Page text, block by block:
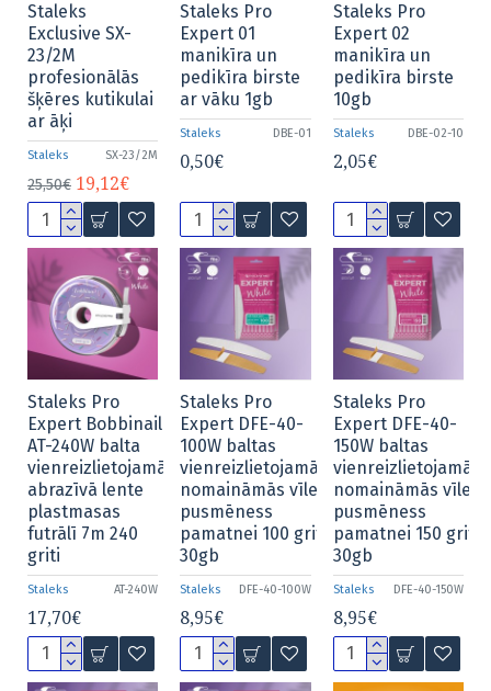
Staleks SX-23/2M
Staleks
Exclusive SX-
23/2M
profesionālās
šķēres kutikulai
ar āķi
25,50€ 19,12€
Staleks DBE-01
Staleks Pro
Expert 01
manikīra un
pedikīra birste
ar vāku 1gb
0,50€
Staleks DBE-02-10
Staleks Pro
Expert 02
manikīra un
pedikīra birste
10gb
2,05€
Staleks AT-240W
Staleks Pro
Expert Bobbinail
AT-240W balta
vienreizlietojamā
abrazīvā lente
plastmasas
futrālī 7m 240
griti
17,70€
Staleks DFE-40-100W
Staleks Pro
Expert DFE-40-
100W baltas
vienreizlietojamās
nomaināmās vīles
pusmēness
pamatnei 100 grit
30gb
8,95€
Staleks DFE-40-150W
Staleks Pro
Expert DFE-40-
150W baltas
vienreizlietojamās
nomaināmās vīles
pusmēness
pamatnei 150 grit
30gb
8,95€